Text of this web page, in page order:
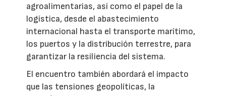
agroalimentarias, así como el papel de la
logística, desde el abastecimiento
internacional hasta el transporte marítimo,
los puertos y la distribución terrestre, para
garantizar la resiliencia del sistema.
El encuentro también abordará el impacto
que las tensiones geopolíticas, la